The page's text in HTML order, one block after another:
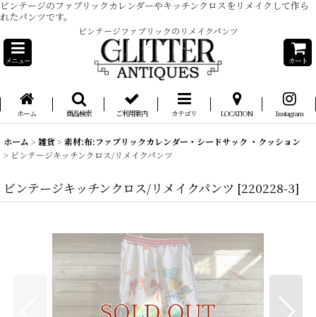
ビンテージのファブリックカレンダーやキッチンクロスをリメイクして作ら
れたパンツです。
ビンテージファブリックのリメイクパンツ
メニュー カート
ホーム 商品検索 ご利用案内 カテゴリ LOCATION Instagram
ホーム > 雑貨> 素材:布:ファブリックカレンダー・シードサック ・クッション
> ビンテージキッチンクロス/リメイクパンツ
ビンテージキッチンクロス/リメイクパンツ [220228-3]